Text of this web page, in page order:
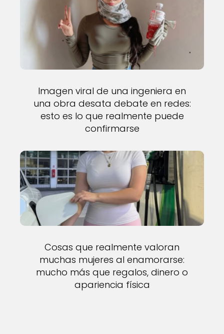
Imagen viral de una ingeniera en
una obra desata debate en redes:
esto es lo que realmente puede
confirmarse
Cosas que realmente valoran
muchas mujeres al enamorarse:
mucho más que regalos, dinero o
apariencia física